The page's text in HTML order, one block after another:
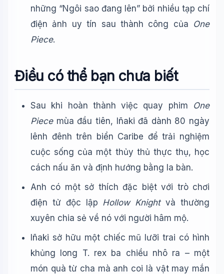
những “Ngôi sao đang lên” bởi nhiều tạp chí
điện ảnh uy tín sau thành công của One
Piece.
Điều có thể bạn chưa biết
Sau khi hoàn thành việc quay phim One
Piecemùa đầu tiên, Iñaki đã dành 80 ngày
lênh đênh trên biển Caribe để trải nghiệm
cuộc sống của một thủy thủ thực thụ, học
cách nấu ăn và định hướng bằng la bàn.
Anh có một sở thích đặc biệt với trò chơi
điện tử độc lập Hollow Knightvà thường
xuyên chia sẻ về nó với người hâm mộ.
Iñaki sở hữu một chiếc mũ lưỡi trai có hình
khủng long T. rex ba chiều nhô ra – một
món quà từ cha mà anh coi là vật may mắn